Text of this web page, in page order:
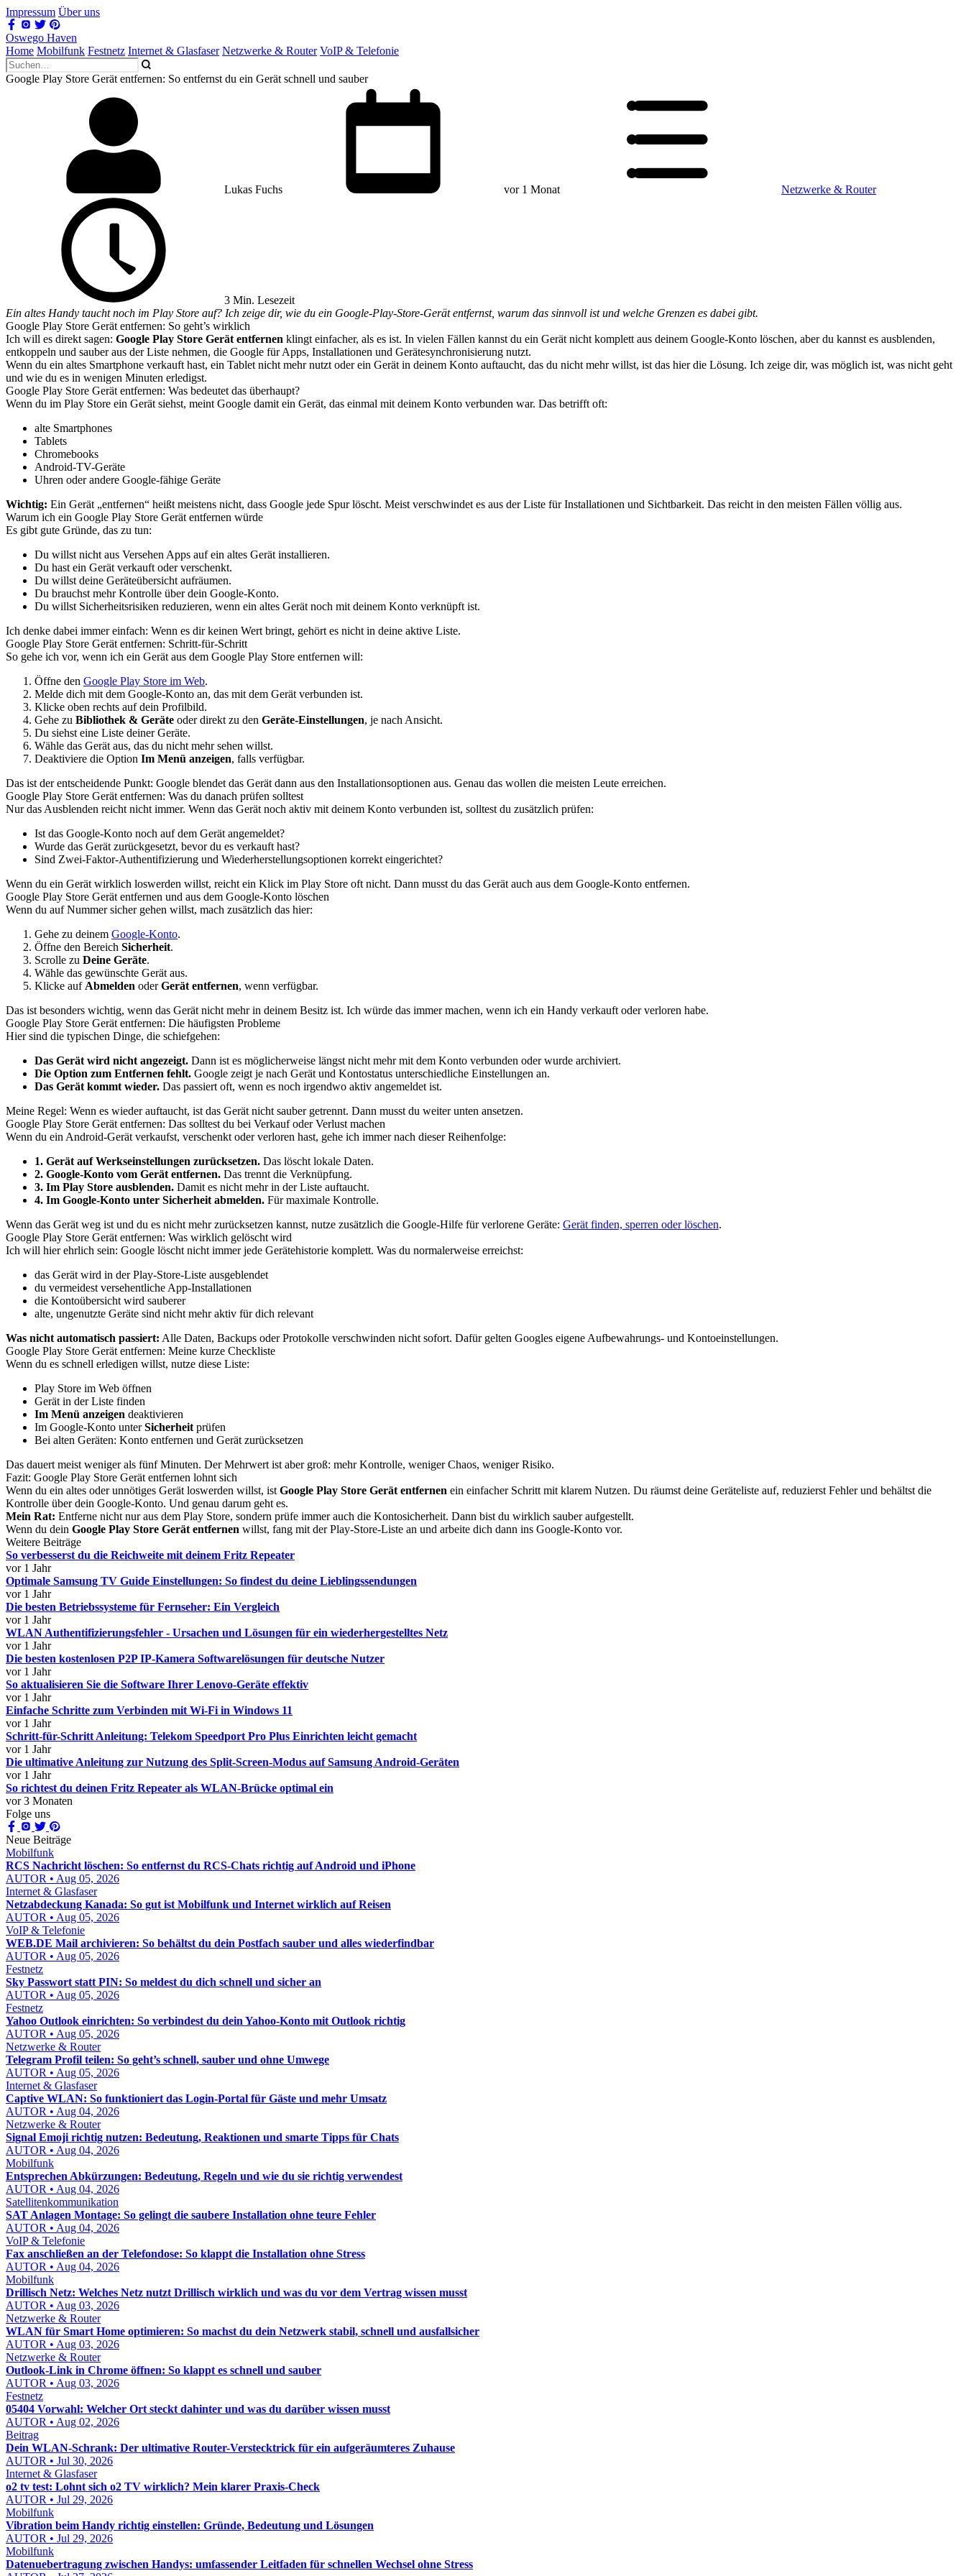
Impressum Über uns
Oswego Haven
Home Mobilfunk Festnetz Internet & Glasfaser Netzwerke & Router VoIP & Telefonie
Google Play Store Gerät entfernen: So entfernst du ein Gerät schnell und sauber
Lukas Fuchs vor 1 Monat Netzwerke & Router
3 Min. Lesezeit
Ein altes Handy taucht noch im Play Store auf? Ich zeige dir, wie du ein Google-Play-Store-Gerät entfernst, warum das sinnvoll ist und welche Grenzen es dabei gibt.
Google Play Store Gerät entfernen: So geht’s wirklich
Ich will es direkt sagen: Google Play Store Gerät entfernen klingt einfacher, als es ist. In vielen Fällen kannst du ein Gerät nicht komplett aus deinem Google-Konto löschen, aber du kannst es ausblenden,
entkoppeln und sauber aus der Liste nehmen, die Google für Apps, Installationen und Gerätesynchronisierung nutzt.
Wenn du ein altes Smartphone verkauft hast, ein Tablet nicht mehr nutzt oder ein Gerät in deinem Konto auftaucht, das du nicht mehr willst, ist das hier die Lösung. Ich zeige dir, was möglich ist, was nicht geht
und wie du es in wenigen Minuten erledigst.
Google Play Store Gerät entfernen: Was bedeutet das überhaupt?
Wenn du im Play Store ein Gerät siehst, meint Google damit ein Gerät, das einmal mit deinem Konto verbunden war. Das betrifft oft:
alte Smartphones
Tablets
Chromebooks
Android-TV-Geräte
Uhren oder andere Google-fähige Geräte
Wichtig: Ein Gerät „entfernen“ heißt meistens nicht, dass Google jede Spur löscht. Meist verschwindet es aus der Liste für Installationen und Sichtbarkeit. Das reicht in den meisten Fällen völlig aus.
Warum ich ein Google Play Store Gerät entfernen würde
Es gibt gute Gründe, das zu tun:
Du willst nicht aus Versehen Apps auf ein altes Gerät installieren.
Du hast ein Gerät verkauft oder verschenkt.
Du willst deine Geräteübersicht aufräumen.
Du brauchst mehr Kontrolle über dein Google-Konto.
Du willst Sicherheitsrisiken reduzieren, wenn ein altes Gerät noch mit deinem Konto verknüpft ist.
Ich denke dabei immer einfach: Wenn es dir keinen Wert bringt, gehört es nicht in deine aktive Liste.
Google Play Store Gerät entfernen: Schritt-für-Schritt
So gehe ich vor, wenn ich ein Gerät aus dem Google Play Store entfernen will:
Öffne den Google Play Store im Web.
Melde dich mit dem Google-Konto an, das mit dem Gerät verbunden ist.
Klicke oben rechts auf dein Profilbild.
Gehe zu Bibliothek & Geräte oder direkt zu den Geräte-Einstellungen, je nach Ansicht.
Du siehst eine Liste deiner Geräte.
Wähle das Gerät aus, das du nicht mehr sehen willst.
Deaktiviere die Option Im Menü anzeigen, falls verfügbar.
Das ist der entscheidende Punkt: Google blendet das Gerät dann aus den Installationsoptionen aus. Genau das wollen die meisten Leute erreichen.
Google Play Store Gerät entfernen: Was du danach prüfen solltest
Nur das Ausblenden reicht nicht immer. Wenn das Gerät noch aktiv mit deinem Konto verbunden ist, solltest du zusätzlich prüfen:
Ist das Google-Konto noch auf dem Gerät angemeldet?
Wurde das Gerät zurückgesetzt, bevor du es verkauft hast?
Sind Zwei-Faktor-Authentifizierung und Wiederherstellungsoptionen korrekt eingerichtet?
Wenn du ein Gerät wirklich loswerden willst, reicht ein Klick im Play Store oft nicht. Dann musst du das Gerät auch aus dem Google-Konto entfernen.
Google Play Store Gerät entfernen und aus dem Google-Konto löschen
Wenn du auf Nummer sicher gehen willst, mach zusätzlich das hier:
Gehe zu deinem Google-Konto.
Öffne den Bereich Sicherheit.
Scrolle zu Deine Geräte.
Wähle das gewünschte Gerät aus.
Klicke auf Abmelden oderGerät entfernen, wenn verfügbar.
Das ist besonders wichtig, wenn das Gerät nicht mehr in deinem Besitz ist. Ich würde das immer machen, wenn ich ein Handy verkauft oder verloren habe.
Google Play Store Gerät entfernen: Die häufigsten Probleme
Hier sind die typischen Dinge, die schiefgehen:
Das Gerät wird nicht angezeigt. Dann ist es möglicherweise längst nicht mehr mit dem Konto verbunden oder wurde archiviert.
Die Option zum Entfernen fehlt. Google zeigt je nach Gerät und Kontostatus unterschiedliche Einstellungen an.
Das Gerät kommt wieder. Das passiert oft, wenn es noch irgendwo aktiv angemeldet ist.
Meine Regel: Wenn es wieder auftaucht, ist das Gerät nicht sauber getrennt. Dann musst du weiter unten ansetzen.
Google Play Store Gerät entfernen: Das solltest du bei Verkauf oder Verlust machen
Wenn du ein Android-Gerät verkaufst, verschenkt oder verloren hast, gehe ich immer nach dieser Reihenfolge:
1. Gerät auf Werkseinstellungen zurücksetzen. Das löscht lokale Daten.
2. Google-Konto vom Gerät entfernen. Das trennt die Verknüpfung.
3. Im Play Store ausblenden. Damit es nicht mehr in der Liste auftaucht.
4. Im Google-Konto unter Sicherheit abmelden. Für maximale Kontrolle.
Wenn das Gerät weg ist und du es nicht mehr zurücksetzen kannst, nutze zusätzlich die Google-Hilfe für verlorene Geräte: Gerät finden, sperren oder löschen.
Google Play Store Gerät entfernen: Was wirklich gelöscht wird
Ich will hier ehrlich sein: Google löscht nicht immer jede Gerätehistorie komplett. Was du normalerweise erreichst:
das Gerät wird in der Play-Store-Liste ausgeblendet
du vermeidest versehentliche App-Installationen
die Kontoübersicht wird sauberer
alte, ungenutzte Geräte sind nicht mehr aktiv für dich relevant
Was nicht automatisch passiert: Alle Daten, Backups oder Protokolle verschwinden nicht sofort. Dafür gelten Googles eigene Aufbewahrungs- und Kontoeinstellungen.
Google Play Store Gerät entfernen: Meine kurze Checkliste
Wenn du es schnell erledigen willst, nutze diese Liste:
Play Store im Web öffnen
Gerät in der Liste finden
Im Menü anzeigen deaktivieren
Im Google-Konto unterSicherheit prüfen
Bei alten Geräten: Konto entfernen und Gerät zurücksetzen
Das dauert meist weniger als fünf Minuten. Der Mehrwert ist aber groß: mehr Kontrolle, weniger Chaos, weniger Risiko.
Fazit: Google Play Store Gerät entfernen lohnt sich
Wenn du ein altes oder unnötiges Gerät loswerden willst, ist Google Play Store Gerät entfernen ein einfacher Schritt mit klarem Nutzen. Du räumst deine Geräteliste auf, reduzierst Fehler und behältst die
Kontrolle über dein Google-Konto. Und genau darum geht es.
Mein Rat: Entferne nicht nur aus dem Play Store, sondern prüfe immer auch die Kontosicherheit. Dann bist du wirklich sauber aufgestellt.
Wenn du dein Google Play Store Gerät entfernen willst, fang mit der Play-Store-Liste an und arbeite dich dann ins Google-Konto vor.
Weitere Beiträge
So verbesserst du die Reichweite mit deinem Fritz Repeater
vor 1 Jahr
Optimale Samsung TV Guide Einstellungen: So findest du deine Lieblingssendungen
vor 1 Jahr
Die besten Betriebssysteme für Fernseher: Ein Vergleich
vor 1 Jahr
WLAN Authentifizierungsfehler - Ursachen und Lösungen für ein wiederhergestelltes Netz
vor 1 Jahr
Die besten kostenlosen P2P IP-Kamera Softwarelösungen für deutsche Nutzer
vor 1 Jahr
So aktualisieren Sie die Software Ihrer Lenovo-Geräte effektiv
vor 1 Jahr
Einfache Schritte zum Verbinden mit Wi-Fi in Windows 11
vor 1 Jahr
Schritt-für-Schritt Anleitung: Telekom Speedport Pro Plus Einrichten leicht gemacht
vor 1 Jahr
Die ultimative Anleitung zur Nutzung des Split-Screen-Modus auf Samsung Android-Geräten
vor 1 Jahr
So richtest du deinen Fritz Repeater als WLAN-Brücke optimal ein
vor 3 Monaten
Folge uns
Neue Beiträge
Mobilfunk
RCS Nachricht löschen: So entfernst du RCS-Chats richtig auf Android und iPhone
AUTOR • Aug 05, 2026
Internet & Glasfaser
Netzabdeckung Kanada: So gut ist Mobilfunk und Internet wirklich auf Reisen
AUTOR • Aug 05, 2026
VoIP & Telefonie
WEB.DE Mail archivieren: So behältst du dein Postfach sauber und alles wiederfindbar
AUTOR • Aug 05, 2026
Festnetz
Sky Passwort statt PIN: So meldest du dich schnell und sicher an
AUTOR • Aug 05, 2026
Festnetz
Yahoo Outlook einrichten: So verbindest du dein Yahoo-Konto mit Outlook richtig
AUTOR • Aug 05, 2026
Netzwerke & Router
Telegram Profil teilen: So geht’s schnell, sauber und ohne Umwege
AUTOR • Aug 05, 2026
Internet & Glasfaser
Captive WLAN: So funktioniert das Login-Portal für Gäste und mehr Umsatz
AUTOR • Aug 04, 2026
Netzwerke & Router
Signal Emoji richtig nutzen: Bedeutung, Reaktionen und smarte Tipps für Chats
AUTOR • Aug 04, 2026
Mobilfunk
Entsprechen Abkürzungen: Bedeutung, Regeln und wie du sie richtig verwendest
AUTOR • Aug 04, 2026
Satellitenkommunikation
SAT Anlagen Montage: So gelingt die saubere Installation ohne teure Fehler
AUTOR • Aug 04, 2026
VoIP & Telefonie
Fax anschließen an der Telefondose: So klappt die Installation ohne Stress
AUTOR • Aug 04, 2026
Mobilfunk
Drillisch Netz: Welches Netz nutzt Drillisch wirklich und was du vor dem Vertrag wissen musst
AUTOR • Aug 03, 2026
Netzwerke & Router
WLAN für Smart Home optimieren: So machst du dein Netzwerk stabil, schnell und ausfallsicher
AUTOR • Aug 03, 2026
Netzwerke & Router
Outlook-Link in Chrome öffnen: So klappt es schnell und sauber
AUTOR • Aug 03, 2026
Festnetz
05404 Vorwahl: Welcher Ort steckt dahinter und was du darüber wissen musst
AUTOR • Aug 02, 2026
Beitrag
Dein WLAN-Schrank: Der ultimative Router-Verstecktrick für ein aufgeräumteres Zuhause
AUTOR • Jul 30, 2026
Internet & Glasfaser
o2 tv test: Lohnt sich o2 TV wirklich? Mein klarer Praxis-Check
AUTOR • Jul 29, 2026
Mobilfunk
Vibration beim Handy richtig einstellen: Gründe, Bedeutung und Lösungen
AUTOR • Jul 29, 2026
Mobilfunk
Datenuebertragung zwischen Handys: umfassender Leitfaden für schnellen Wechsel ohne Stress